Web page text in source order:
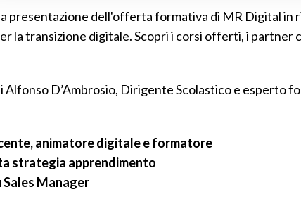
presentazione dell'offerta formativa di MR Digital in
la transizione digitale. Scopri i corsi offerti, i
Alfonso D’Ambrosio, Dirigente Scolastico e esperto
animatore digitale e formatore
strategia apprendimento
Manager